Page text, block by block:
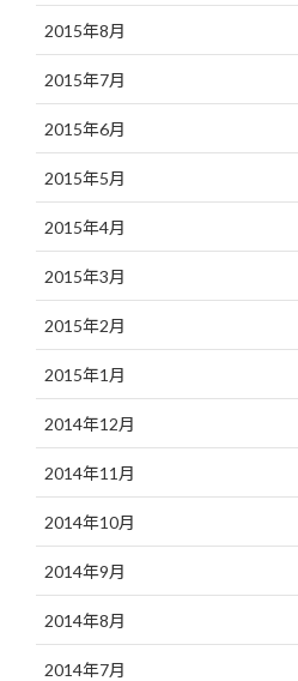
2015年8月
2015年7月
2015年6月
2015年5月
2015年4月
2015年3月
2015年2月
2015年1月
2014年12月
2014年11月
2014年10月
2014年9月
2014年8月
2014年7月